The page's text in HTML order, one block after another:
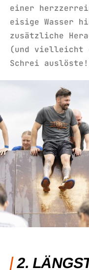
einer
eisige Wasser
zusätzliche
(und vielleicht
Schrei
2.